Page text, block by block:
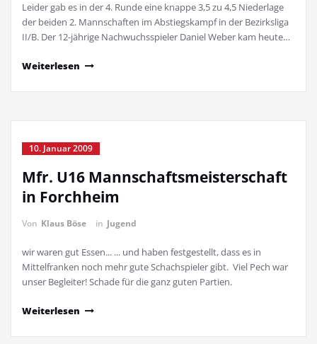
Leider gab es in der 4. Runde eine knappe 3,5 zu 4,5 Niederlage
der beiden 2. Mannschaften im Abstiegskampf in der Bezirksliga
II/B. Der 12-jährige Nachwuchsspieler Daniel Weber kam heute…
Weiterlesen
10. Januar 2009
Mfr. U16 Mannschaftsmeisterschaft
in Forchheim
Von Klaus Böse in Jugend
wir waren gut Essen... ... und haben festgestellt, dass es in
Mittelfranken noch mehr gute Schachspieler gibt. Viel Pech war
unser Begleiter! Schade für die ganz guten Partien.
Weiterlesen